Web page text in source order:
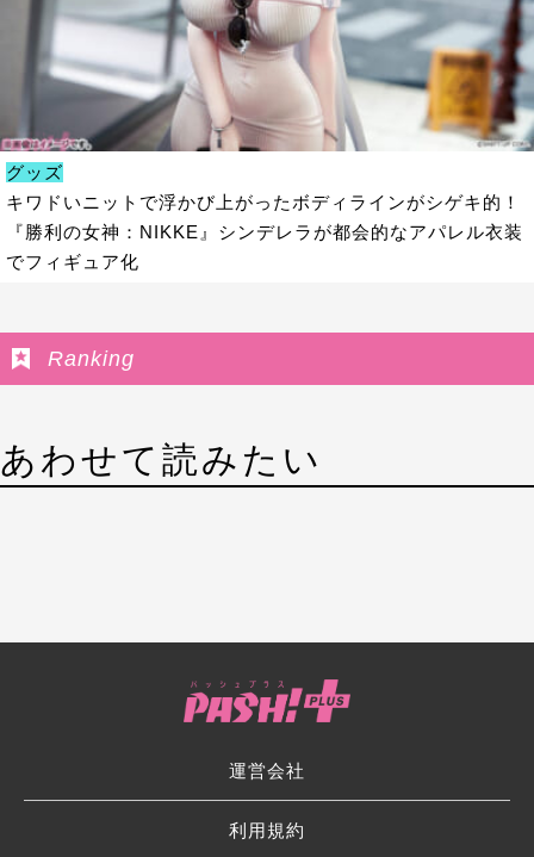
グッズ
キワドいニットで浮かび上がったボディラインがシゲキ的！
『勝利の女神：NIKKE』シンデレラが都会的なアパレル衣装
でフィギュア化
Ranking
あわせて読みたい
運営会社
利用規約